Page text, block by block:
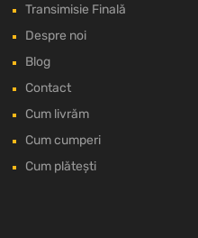
Transimisie Finală
Despre noi
Blog
Contact
Cum livrăm
Cum cumperi
Cum plătești